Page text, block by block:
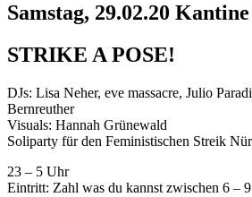
Samstag, 29.02.20 Kantine
STRIKE A POSE!
DJs: Lisa Neher, eve massacre, Julio
Bernreuther
Visuals: Hannah Grünewald
Soliparty für den Feministischen Streik
23 – 5 Uhr
Eintritt: Zahl was du kannst zwischen 6 –